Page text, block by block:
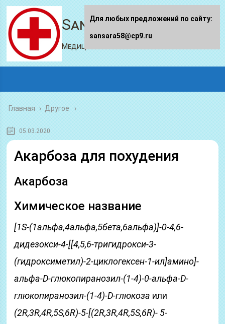
Sansara58.ru
Медицинский портал
Главная › Другое
05.03.2020
Акарбоза для похудения
Акарбоза
Химическое название
[1S-(1альфа,4альфа,5бета,6альфа)]-0-4,6-
дидезокси-4-[[4,5,6-тригидрокси-3-
(гидроксиметил)-2-циклогексен-1-ил]амино]-
альфа-D-глюкопиранозил-(1-4)-0-альфа-D-
глюкопиранозил-(1-4)-D-глюкоза или
(2R,3R,4R,5S,6R)-5-[(2R,3R,4R,5S,6R)- 5-
Для любых предложений по сайту:
sansara58@cp9.ru